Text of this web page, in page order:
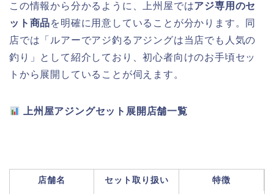
この情報から分かるように、上州屋ではアジ専用のセ
ット商品を明確に用意していることが分かります。同
店では「ルアーでアジ釣るアジングは当店でも人気の
釣り」として紹介しており、初心者向けのお手頃セッ
トから展開していることが伺えます。
上州屋アジングセット展開店舗一覧
店舗名 セット取り扱い 特徴